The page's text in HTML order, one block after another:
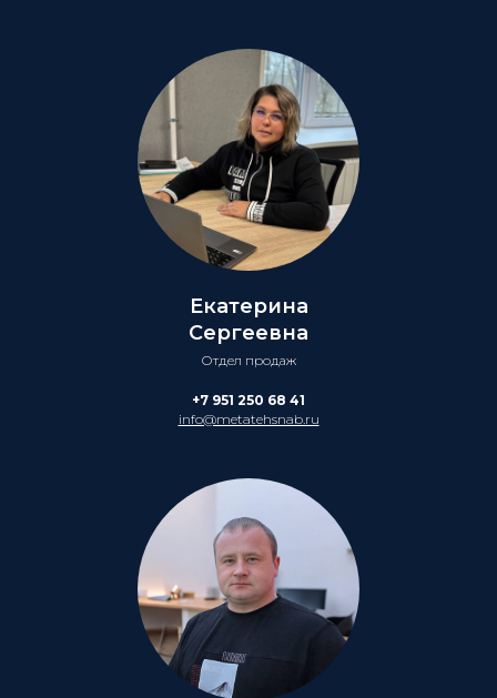
Екатерина
Сергеевна
Отдел продаж
+7 951 250 68 41
info@metatehsnab.ru